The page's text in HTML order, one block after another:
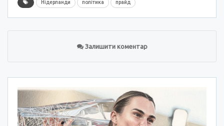
Нідерланди політика прайд
Залишити коментар